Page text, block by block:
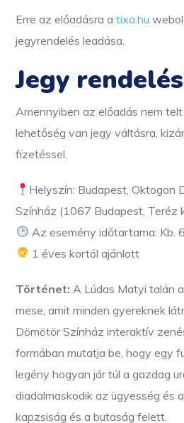
Erre az előadásra atixa.hu
jegyrendelés leadása.
Jegy
Amennyiben az előadás nem
lehetőség van jegy váltásra,
fizetéssel.
Helyszín: Budapest, Oktogon
Színház (1067 Budapest, Teréz
Az esemény időtartama: Kb.
1 éves kortól ajánlott
Történet: A Lúdas Matyi talán
mese, amit minden gyereknek
Dömötör Színház interaktív
formában mutatja be, hogy egy
legény hogyan jár túl a gazdag
diadalmaskodik az ügyesség és
kapzsiság és a butaság felett.